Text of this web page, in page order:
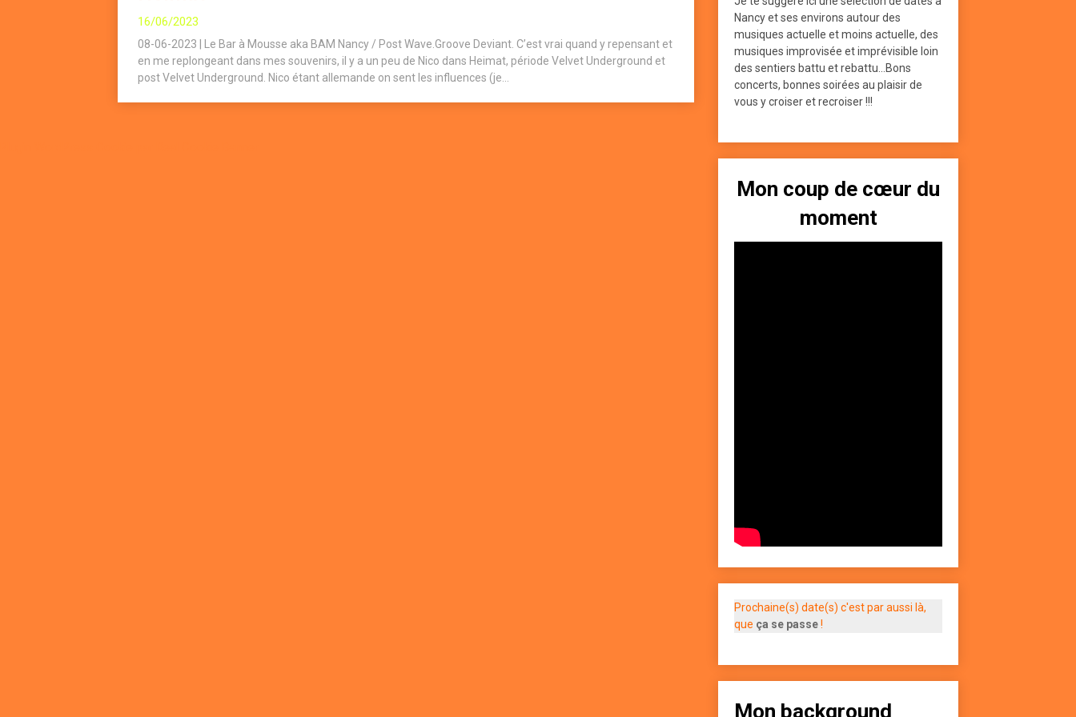
16/06/2023
08-06-2023 | Le Bar à Mousse aka BAM Nancy / Post Wave.Groove Deviant. C’est vrai quand y repensant et
en me replongeant dans mes souvenirs, il y a un peu de Nico dans Heimat, période Velvet Underground et
post Velvet Underground. Nico étant allemande on sent les influences (je...
Nancy et ses environs autour des
musiques actuelle et moins actuelle, des
musiques improvisée et imprévisible loin
des sentiers battu et rebattu...Bons
concerts, bonnes soirées au plaisir de
vous y croiser et recroiser !!!
Mon coup de cœur du
moment
Prochaine(s) date(s) c'est par aussi là,
que ça se passe!
Mon background